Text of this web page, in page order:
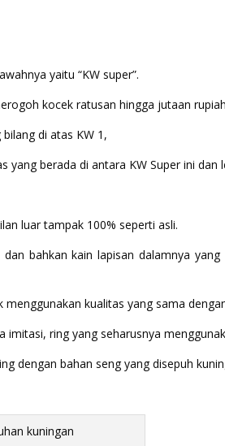
yaitu “KW super”.
kocek ratusan hingga jutaan
bilang di atas KW 1,
berada di antara KW Super ini dan
luar tampak 100% seperti asli.
bahkan kain lapisan dalamnya
kualitas yang sama
ring yang seharusnya
dengan bahan seng yang disepuh